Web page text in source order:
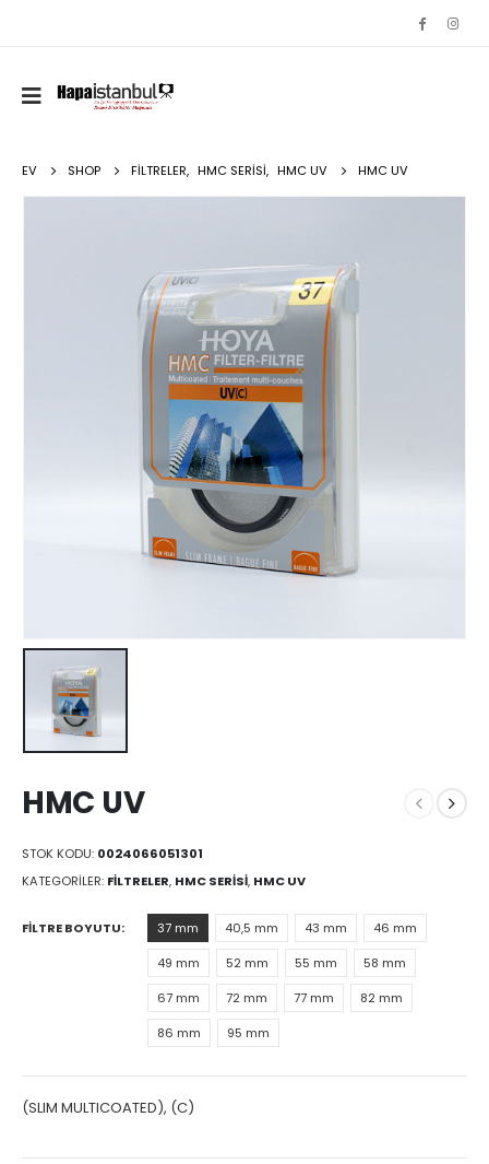
EV SHOP FILTRELER, HMC SERISI, HMC UV HMC UV
HMC UV
STOK KODU: 0024066051301
KATEGORILER: FILTRELER, HMC SERISI, HMC UV
FILTRE BOYUTU 37 mm 40,5 mm 43 mm
46 mm
49 mm
52 mm 55 mm
58 mm
67 mm
72 mm 77 mm
82 mm
86 mm
95 mm
(SLIM MULTICOATED), (C)